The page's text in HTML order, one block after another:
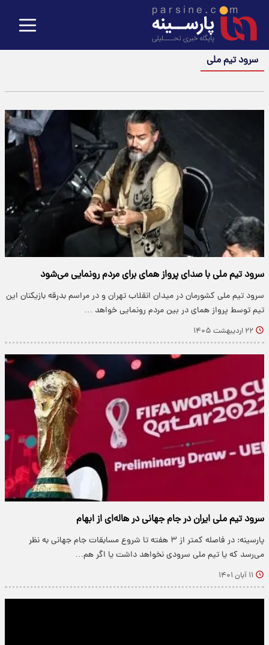
سرود تیم ملی
سرود تیم ملی با صدای پرواز همای برای مردم رونمایی می‌شود
سرود تیم ملی کشورمان در میدان انقلاب تهران و در مراسم بدرقه بازیکنان این
تیم توسط پرواز همای در بین مردم رونمایی خواهد …
۲۲ اردیبهشت ۱۴۰۵
سرود تیم ملی ایران در جام جهانی در هاله‌ای از ابهام
پارسینه: در فاصله کمتر از ۳ هفته تا شروع مسابقات جام جهانی به نظر
می‌رسد که یا تیم ملی سرودی نخواهد داشت یا اگر هم…
۱۱ آبان ۱۴۰۱